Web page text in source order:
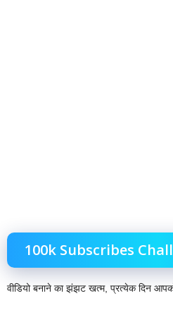
100k Subscribes
वीडियो बनाने का झंझट खत्म, प्रत्येक दिन आपको